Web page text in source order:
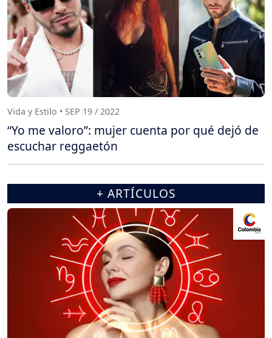
Vida y Estilo • SEP 19 / 2022
“Yo me valoro”: mujer cuenta por qué dejó de
escuchar reggaetón
+ ARTÍCULOS